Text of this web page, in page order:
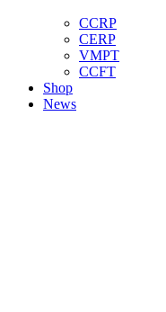
CCRP
CERP
VMPT
CCFT
Shop
News